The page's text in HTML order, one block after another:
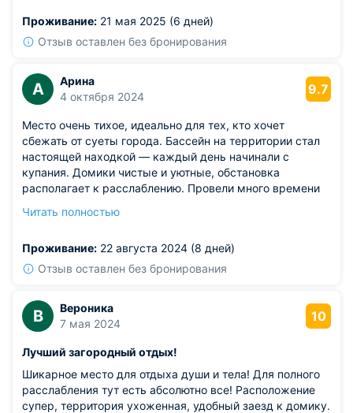
чувствуется дискомфорта. Хорошо продумано
размещение — никто никому не мешает.
воду, что раздражает по утрам.
Проживание: 21 мая 2025 (6 дней)
Отзыв оставлен без бронирования
А
Арина
4 октября 2024
9.7
Место очень тихое, идеально для тех, кто хочет
сбежать от суеты города. Бассейн на территории стал
настоящей находкой — каждый день начинали с
купания. Домики чистые и уютные, обстановка
располагает к расслаблению. Провели много времени
Из недостатков: недостатком можно считать отсутствие
получится.
Читать полностью
Проживание: 22 августа 2024 (8 дней)
Отзыв оставлен без бронирования
В
Вероника
7 мая 2024
10
Лучший загородный отдых!
Шикарное место для отдыха души и тела! Для полного
расслабления тут есть абсолютно все! Расположение
супер, территория ухоженная, удобный заезд к домику.